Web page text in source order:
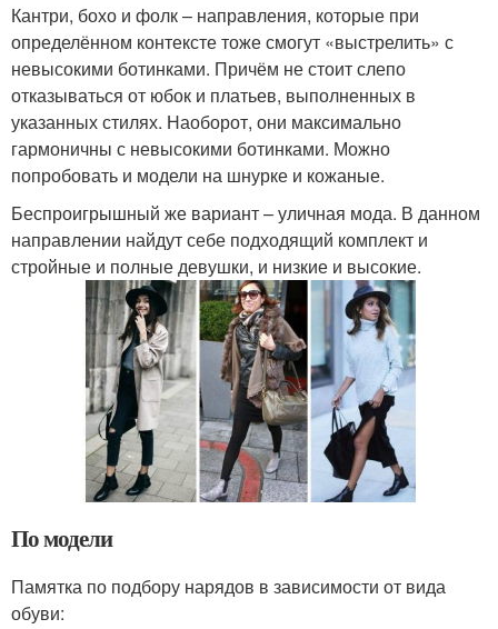
Кантри, бохо и фолк – направления, которые при
определённом контексте тоже смогут «выстрелить» с
невысокими ботинками. Причём не стоит слепо
отказываться от юбок и платьев, выполненных в
указанных стилях. Наоборот, они максимально
гармоничны с невысокими ботинками. Можно
попробовать и модели на шнурке и кожаные.
Беспроигрышный же вариант – уличная мода. В данном
направлении найдут себе подходящий комплект и
стройные и полные девушки, и низкие и высокие.
По модели
Памятка по подбору нарядов в зависимости от вида
обуви: